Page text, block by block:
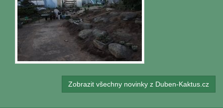
Zobrazit všechny novinky z Duben-Kaktus.cz